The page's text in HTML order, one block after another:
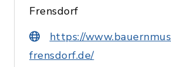
Frensdorf
https://
frensdorf.de/